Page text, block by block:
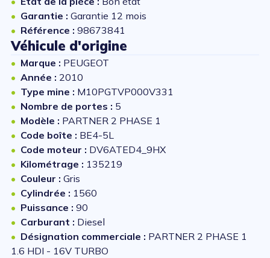
Garantie : Garantie 12 mois
Référence : 98673841
Véhicule d'origine
Marque : PEUGEOT
Année : 2010
Type mine : M10PGTVP000V331
Nombre de portes : 5
Modèle : PARTNER 2 PHASE 1
Code boîte : BE4-5L
Code moteur : DV6ATED4_9HX
Kilométrage : 135219
Couleur : Gris
Cylindrée : 1560
Puissance : 90
Carburant : Diesel
Désignation commerciale : PARTNER 2 PHASE 1
1.6 HDI - 16V TURBO